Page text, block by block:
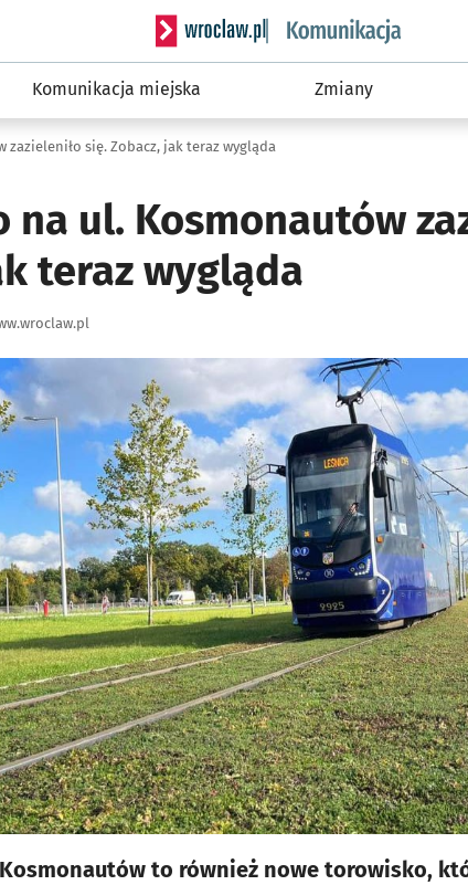
Serwis informacyjny wroclaw.pl
Komunikacja miejska Zmiany
się. Zobacz, jak teraz wygląda
na ul. Kosmonautów
teraz wygląda
to również nowe torowisko,